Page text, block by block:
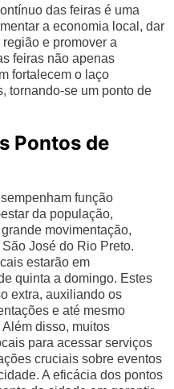
das feiras é uma
a economia local, dar
e promover a
feiras não apenas
fortalecem o laço
tornando-se um ponto de
Pontos de
função
da população,
movimentação,
José do Rio Preto.
estarão em
quinta a domingo. Estes
extra, auxiliando os
e até mesmo
disso, muitos
para acessar serviços
cruciais sobre eventos
A eficácia dos pontos